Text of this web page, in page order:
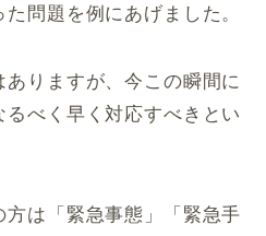
問題を例にあげました。
りますが、今この瞬間に
るべく早く対応すべきとい
は「緊急事態」「緊急手